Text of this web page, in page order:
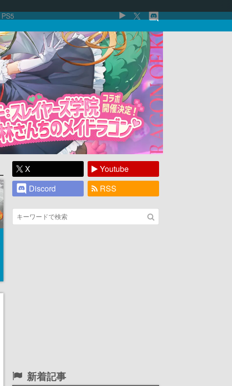
PS5
X
Youtube
Discord
RSS
新着記事